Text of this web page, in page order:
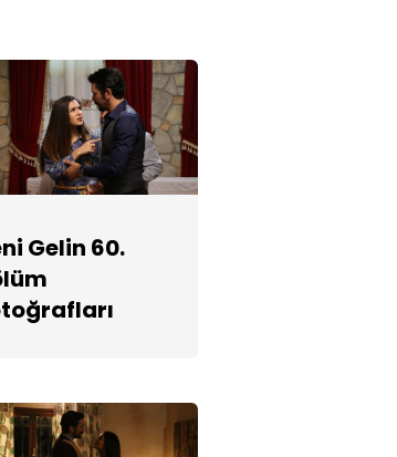
Yeni Gelin 56.
Bölüm
Fotoğrafları
Bölüm
Fotoğrafları
Gelin 60.